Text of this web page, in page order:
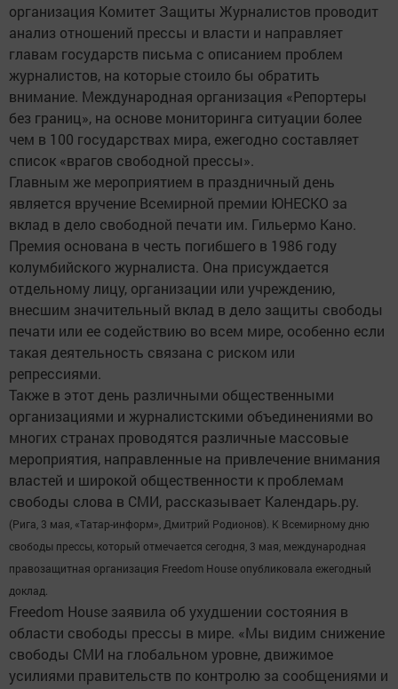
организация Комитет Защиты Журналистов проводит
анализ отношений прессы и власти и направляет
главам государств письма с описанием проблем
журналистов, на которые стоило бы обратить
внимание. Международная организация «Репортеры
без границ», на основе мониторинга ситуации более
чем в 100 государствах мира, ежегодно составляет
список «врагов свободной прессы».
Главным же мероприятием в праздничный день
является вручение Всемирной премии ЮНЕСКО за
вклад в дело свободной печати им. Гильермо Кано.
Премия основана в честь погибшего в 1986 году
колумбийского журналиста. Она присуждается
отдельному лицу, организации или учреждению,
внесшим значительный вклад в дело защиты свободы
печати или ее содействию во всем мире, особенно если
такая деятельность связана с риском или
репрессиями.
Также в этот день различными общественными
организациями и журналистскими объединениями во
многих странах проводятся различные массовые
мероприятия, направленные на привлечение внимания
властей и широкой общественности к проблемам
свободы слова в СМИ, рассказывает Календарь.ру.
(Рига, 3 мая, «Татар-информ», Дмитрий Родионов). К Всемирному дню
свободы прессы, который отмечается сегодня, 3 мая, международная
правозащитная организация Freedom House опубликовала ежегодный
доклад.
Freedom House заявила об ухудшении состояния в
области свободы прессы в мире. «Мы видим снижение
свободы СМИ на глобальном уровне, движимое
усилиями правительств по контролю за сообщениями и